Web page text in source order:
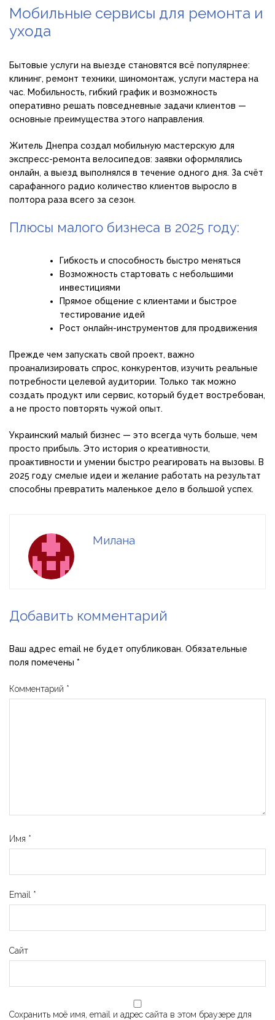
Мобильные сервисы для ремонта и
ухода
Бытовые услуги на выезде становятся всё популярнее:
клининг, ремонт техники, шиномонтаж, услуги мастера на
час. Мобильность, гибкий график и возможность
оперативно решать повседневные задачи клиентов —
основные преимущества этого направления.
Житель Днепра создал мобильную мастерскую для
экспресс-ремонта велосипедов: заявки оформлялись
онлайн, а выезд выполнялся в течение одного дня. За счёт
сарафанного радио количество клиентов выросло в
полтора раза всего за сезон.
Плюсы малого бизнеса в 2025 году:
Гибкость и способность быстро меняться
Возможность стартовать с небольшими
инвестициями
Прямое общение с клиентами и быстрое
тестирование идей
Рост онлайн-инструментов для продвижения
Прежде чем запускать свой проект, важно
проанализировать спрос, конкурентов, изучить реальные
потребности целевой аудитории. Только так можно
создать продукт или сервис, который будет востребован,
а не просто повторять чужой опыт.
Украинский малый бизнес — это всегда чуть больше, чем
просто прибыль. Это история о креативности,
проактивности и умении быстро реагировать на вызовы. В
2025 году смелые идеи и желание работать на результат
способны превратить маленькое дело в большой успех.
Милана
Добавить комментарий
Ваш адрес email не будет опубликован. Обязательные
поля помечены *
Комментарий *
Имя *
Email *
Сайт
Сохранить моё имя, email и адрес сайта в этом браузере для